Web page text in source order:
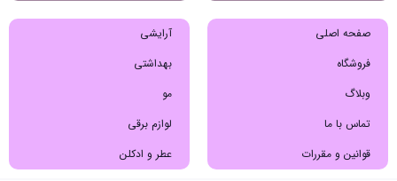
صفحه اصلی
فروشگاه
وبلاگ
تماس با ما
قوانین و مقررات
آرایشی
بهداشتی
مو
لوازم برقی
عطر و ادکلن